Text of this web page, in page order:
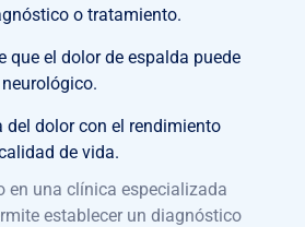
o tratamiento.
que el dolor de espalda puede
del dolor con el rendimiento
de vida.
en una clínica especializada
establecer un diagnóstico